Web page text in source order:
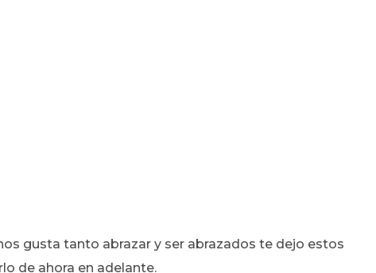
gusta tanto abrazar y ser abrazados te dejo estos
de ahora en adelante.